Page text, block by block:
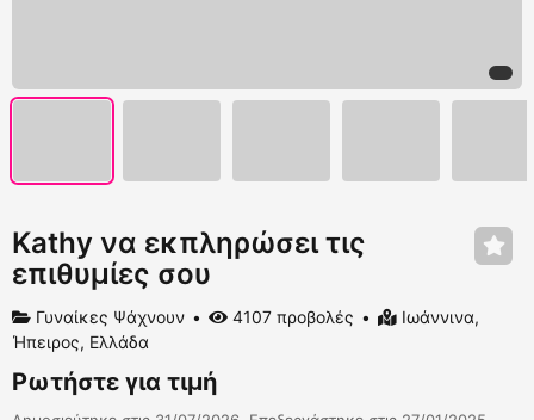
Kathy να εκπληρώσει τις
επιθυμίες σου
Γυναίκες Ψάχνουν 4107 προβολές
Ιωάννινα,
Ήπειρος, Ελλάδα
Ρωτήστε για τιμή